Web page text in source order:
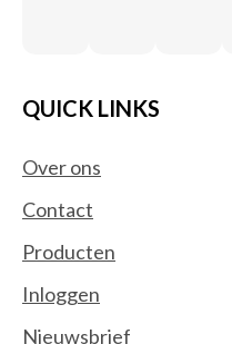
QUICK LINKS
Over ons
Contact
Producten
Inloggen
Nieuwsbrief